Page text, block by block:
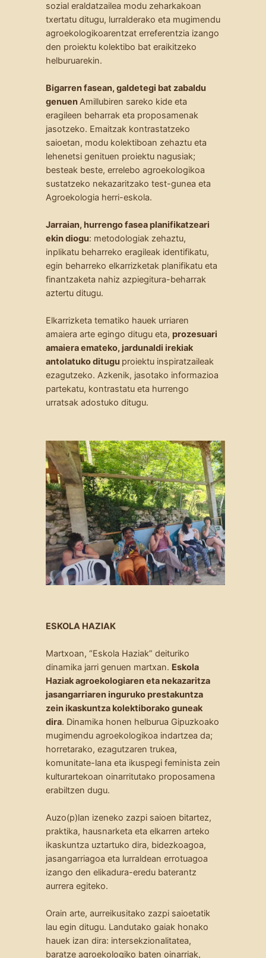
sozial eraldatzailea modu zeharkakoan
txertatu ditugu, lurralderako eta mugimendu
agroekologikoarentzat erreferentzia izango
den proiektu kolektibo bat eraikitzeko
helburuarekin.
Bigarren fasean, galdetegi bat zabaldu
genuenAmillubiren sareko kide eta
eragileen beharrak eta proposamenak
jasotzeko. Emaitzak kontrastatzeko
saioetan, modu kolektiboan zehaztu eta
lehenetsi genituen proiektu nagusiak;
besteak beste, errelebo agroekologikoa
sustatzeko nekazaritzako test-gunea eta
Agroekologia herri-eskola.
Jarraian, hurrengo fasea planifikatzeari
ekin diogu: metodologiak zehaztu,
inplikatu beharreko eragileak identifikatu,
egin beharreko elkarrizketak planifikatu eta
finantzaketa nahiz azpiegitura-beharrak
aztertu ditugu.
Elkarrizketa tematiko hauek urriaren
amaiera arte egingo ditugu eta, prozesuari
amaiera emateko, jardunaldi irekiak
antolatuko ditugu proiektu inspiratzaileak
ezagutzeko. Azkenik, jasotako informazioa
partekatu, kontrastatu eta hurrengo
urratsak adostuko ditugu.
ESKOLA HAZIAK
Martxoan, “Eskola Haziak” deituriko
dinamika jarri genuen martxan. Eskola
Haziak agroekologiaren eta nekazaritza
jasangarriaren inguruko prestakuntza
zein ikaskuntza kolektiborako guneak
dira. Dinamika honen helburua Gipuzkoako
mugimendu agroekologikoa indartzea da;
horretarako, ezagutzaren trukea,
komunitate-lana eta ikuspegi feminista zein
kulturartekoan oinarritutako proposamena
erabiltzen dugu.
Auzo(p)lan izeneko zazpi saioen bitartez,
praktika, hausnarketa eta elkarren arteko
ikaskuntza uztartuko dira, bidezkoagoa,
jasangarriagoa eta lurraldean errotuagoa
izango den elikadura-eredu baterantz
aurrera egiteko.
Orain arte, aurreikusitako zazpi saioetatik
lau egin ditugu. Landutako gaiak honako
hauek izan dira: intersekzionalitatea,
baratze agroekologiko baten oinarriak,